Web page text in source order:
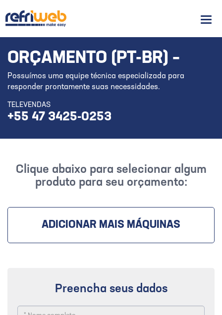
ORÇAMENTO (PT-BR) –
Possuímos uma equipe técnica especializada para
responder prontamente suas necessidades.
TELEVENDAS
+55 47 3425-0253
Clique abaixo para selecionar algum
produto para seu orçamento:
ADICIONAR MAIS MÁQUINAS
Preencha seus dados